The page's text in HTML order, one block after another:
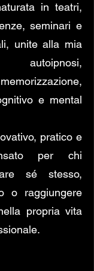
in teatri,
seminari e
unite alla mia
e mental
pratico e
per chi
sé stesso,
o raggiungere
propria vita